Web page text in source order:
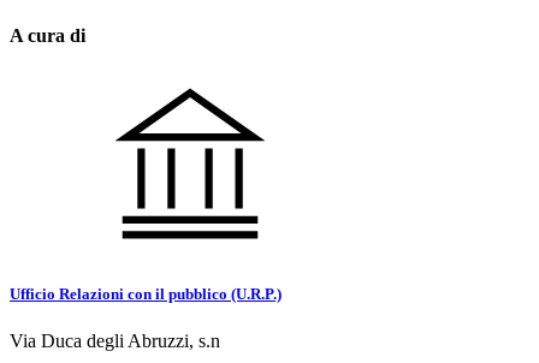
A cura di
Ufficio Relazioni con il pubblico (U.R.P.)
Via Duca degli Abruzzi, s.n